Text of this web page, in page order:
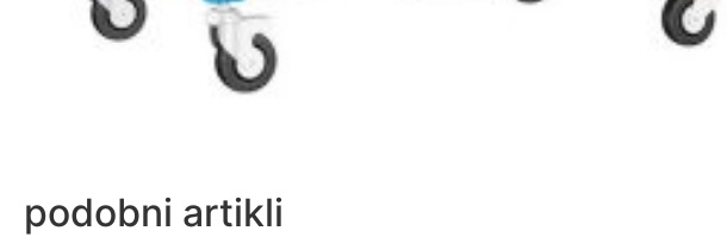
podobni artikli